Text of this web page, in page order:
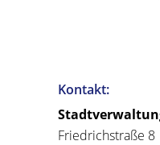
Kontakt:
Friedrichstraße 8